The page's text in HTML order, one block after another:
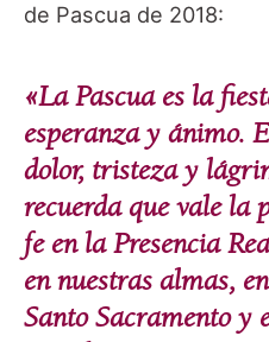
de Pascua de 2018:
«La Pascua es la
esperanza y ánimo.
dolor, tristeza y
recuerda que vale la
fe en la Presencia
en nuestras almas,
Santo Sacramento y